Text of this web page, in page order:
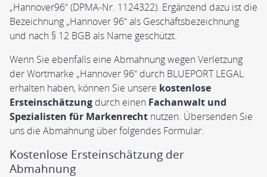
„Hannover96“ (DPMA-Nr. 1124322). Ergänzend dazu ist die
Bezeichnung „Hannover 96“ als Geschäftsbezeichnung
und nach § 12 BGB als Name geschützt.
Wenn Sie ebenfalls eine Abmahnung wegen Verletzung
der Wortmarke „Hannover 96“ durch BLUEPORT LEGAL
erhalten haben, können Sie unsere kostenlose
Ersteinschätzung durch einen Fachanwalt und
Spezialisten für Markenrecht nutzen. Übersenden Sie
uns die Abmahnung über folgendes Formular:
Kostenlose Ersteinschätzung der
Abmahnung